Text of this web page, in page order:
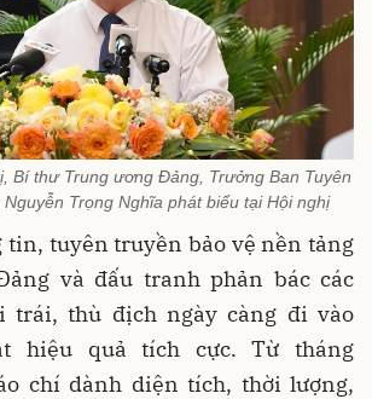
Bí thư Trung ương Đảng, Trưởng Ban Tuyên
Trọng Nghĩa phát biểu tại Hội nghị
tin, tuyên truyền bảo vệ nền tảng
và đấu tranh phản bác các
trái, thù địch ngày càng đi vào
hiệu quả tích cực. Từ tháng
chí dành diện tích, thời lượng,